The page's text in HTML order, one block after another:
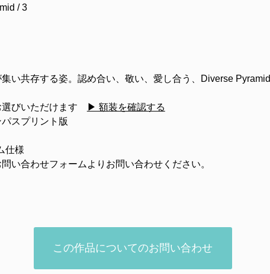
/ 3
い共存する姿。認め合い、敬い、愛し合う、 Diverse Pyramid
選びいただけます
▶ 額装を確認する
スプリント版
仕様
い合わせフォームよりお問い合わせください。
この作品についてのお問い合わせ